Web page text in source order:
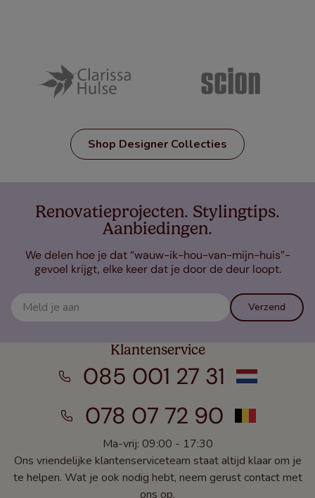
Shop Designer Collecties
Renovatieprojecten. Stylingtips.
Aanbiedingen.
We delen hoe je dat “wauw-ik-hou-van-mijn-huis”-
gevoel krijgt, elke keer dat je door de deur loopt.
Verzend
Klantenservice
085 001 27 31
078 07 72 90
Ma-vrij: 09:00 - 17:30
Ons vriendelijke klantenserviceteam staat altijd klaar om je
te helpen. Wat je ook nodig hebt, neem gerust contact met
ons op.